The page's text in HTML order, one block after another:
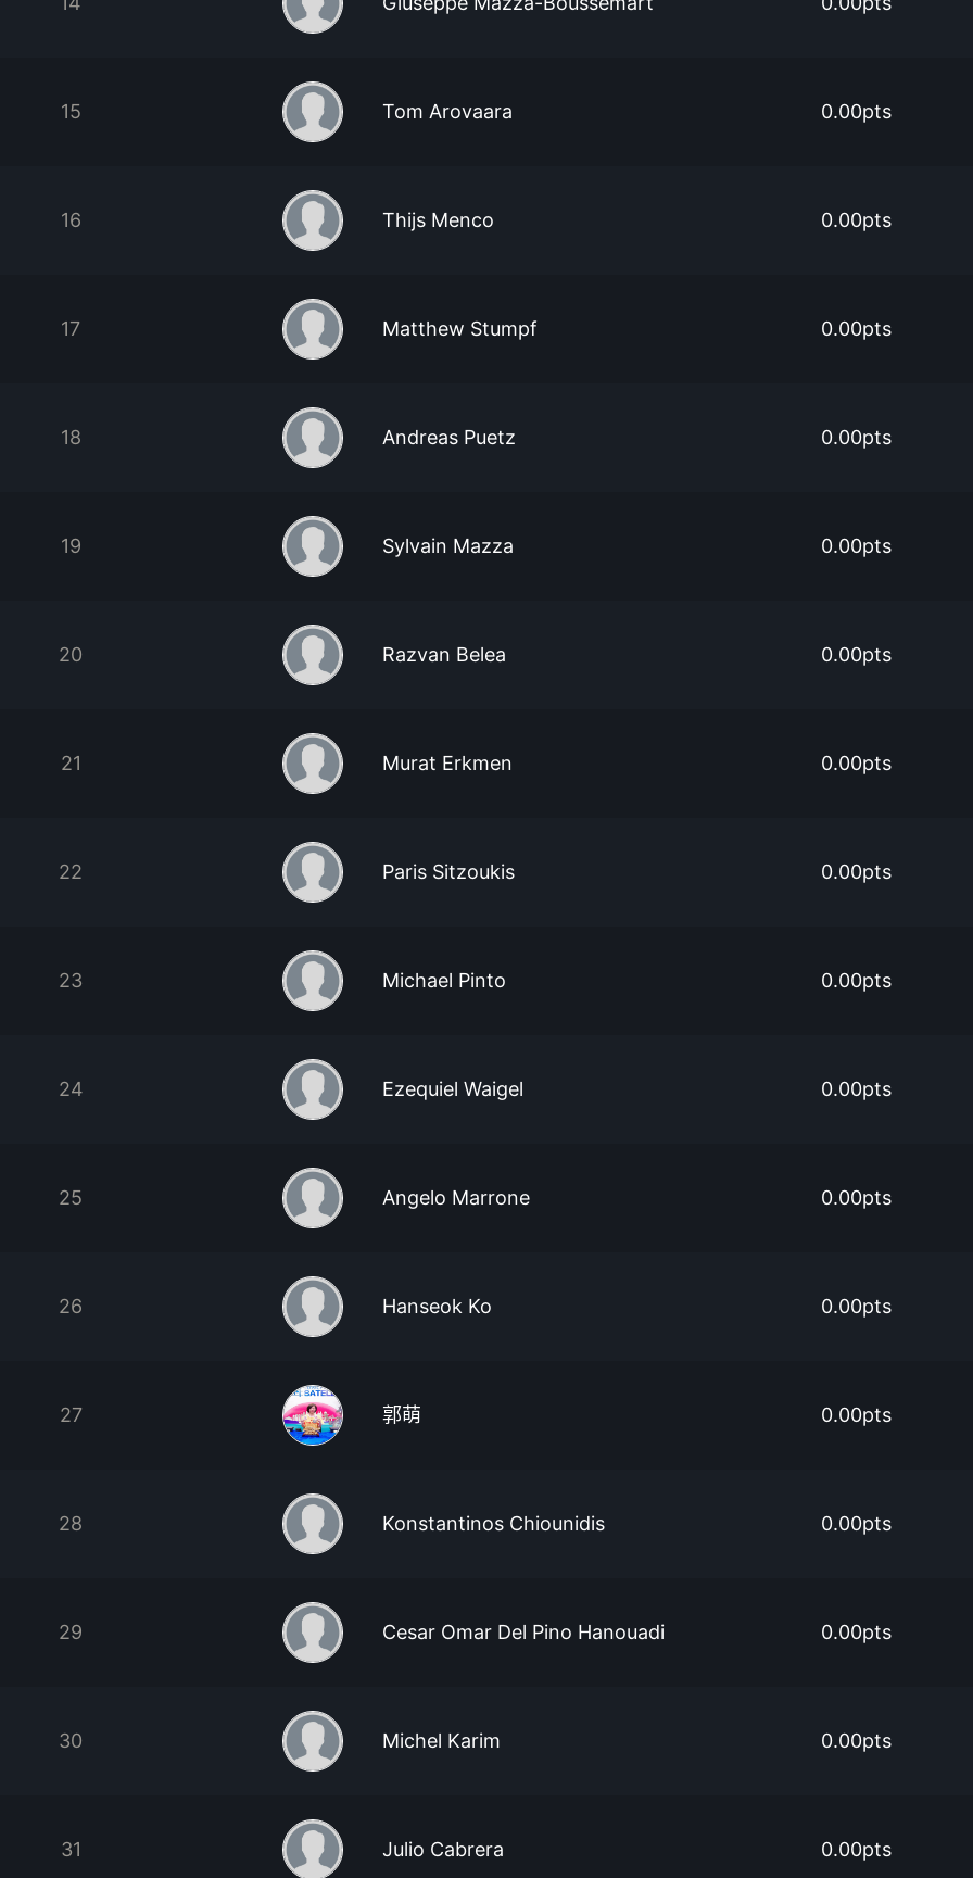
15 Tom Arovaara 0.00pts
16 Thijs Menco 0.00pts
17 Matthew Stumpf 0.00pts
18 Andreas Puetz 0.00pts
19 Sylvain Mazza 0.00pts
20 Razvan Belea 0.00pts
21 Murat Erkmen 0.00pts
22 Paris Sitzoukis 0.00pts
23 Michael Pinto 0.00pts
24 Ezequiel Waigel 0.00pts
25 Angelo Marrone 0.00pts
26 Hanseok Ko 0.00pts
27 郭萌 0.00pts
28 Konstantinos Chiounidis 0.00pts
29 Cesar Omar Del Pino Hanouadi 0.00pts
30 Michel Karim 0.00pts
31 Julio Cabrera 0.00pts